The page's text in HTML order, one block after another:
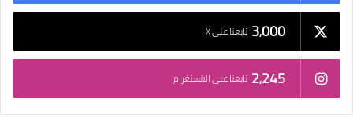
3٬000 تابعنا على X
2٬245 تابعنا على الانستغرام